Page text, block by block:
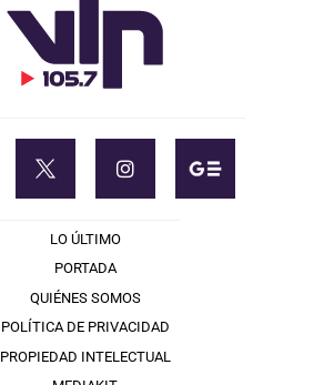
LO ÚLTIMO
PORTADA
QUIÉNES SOMOS
POLÍTICA DE PRIVACIDAD
PROPIEDAD INTELECTUAL